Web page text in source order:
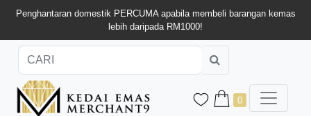
Penghantaran domestik PERCUMA apabila membeli barangan kemas
lebih daripada RM1000!
0